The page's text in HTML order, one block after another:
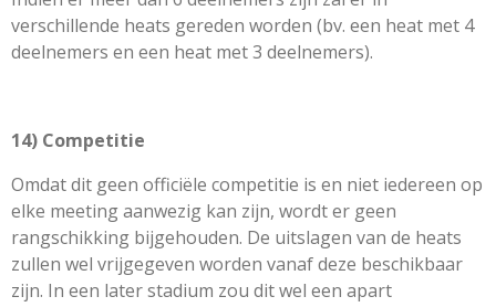
verschillende heats gereden worden (bv. een heat met 4
deelnemers en een heat met 3 deelnemers).
14) Competitie
Omdat dit geen officiële competitie is en niet iedereen op
elke meeting aanwezig kan zijn, wordt er geen
rangschikking bijgehouden. De uitslagen van de heats
zullen wel vrijgegeven worden vanaf deze beschikbaar
zijn. In een later stadium zou dit wel een apart